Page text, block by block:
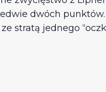
dwóch
stratą jednego